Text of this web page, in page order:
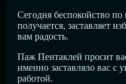
Сегодня беспокойство по
получается, заставляет
вам радость.
Паж Пентаклей просит
именно заставляло вас с
работой.